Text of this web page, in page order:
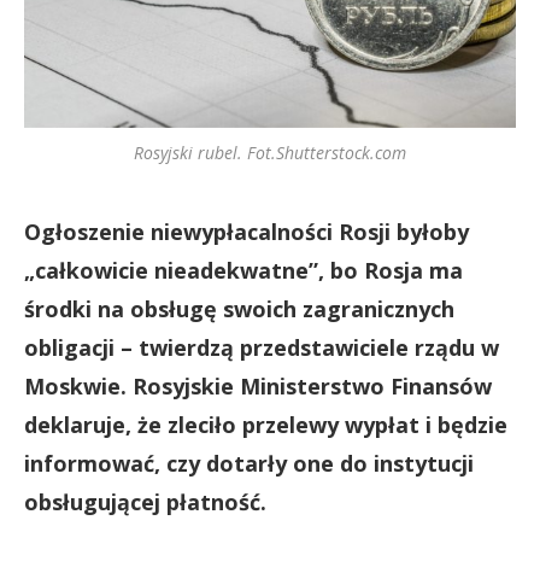
Rosyjski rubel. Fot.Shutterstock.com
Ogłoszenie niewypłacalności Rosji byłoby
„całkowicie nieadekwatne”, bo Rosja ma
środki na obsługę swoich zagranicznych
obligacji – twierdzą przedstawiciele rządu w
Moskwie. Rosyjskie Ministerstwo Finansów
deklaruje, że zleciło przelewy wypłat i będzie
informować, czy dotarły one do instytucji
obsługującej płatność.